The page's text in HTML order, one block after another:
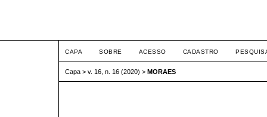
CAPA SOBRE ACESSO CADASTRO
Capa > v. 16, n. 16 (2020) > MORAES